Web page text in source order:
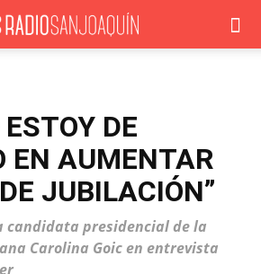
DE
EN AUMENTAR
JUBILACIÓN”
candidata presidencial de la
Carolina Goic en entrevista